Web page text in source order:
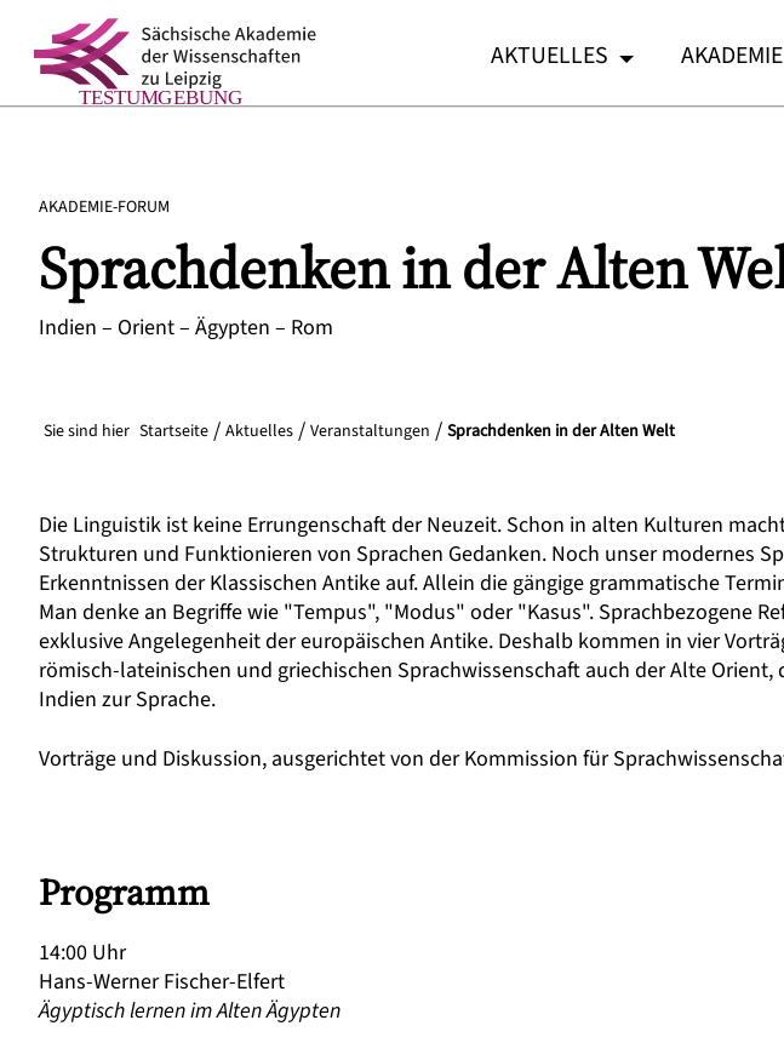
AKTUELLES AKADEMIE
AKADEMIE-FORUM
Sprachdenken in der Alten
Indien – Orient – Ägypten – Rom
Sie sind hier Startseite Aktuelles Veranstaltungen Sprachdenken in der Alten Welt
Die Linguistik ist keine Errungenschaft der Neuzeit. Schon in alten Kulturen
Strukturen und Funktionieren von Sprachen Gedanken. Noch unser modernes
Erkenntnissen der Klassischen Antike auf. Allein die gängige grammatische
Man denke an Begriffe wie "Tempus", "Modus" oder "Kasus". Sprachbezogene
exklusive Angelegenheit der europäischen Antike. Deshalb kommen in vier
römisch-lateinischen und griechischen Sprachwissenschaft auch der Alte Orient,
Indien zur Sprache.
Vorträge und Diskussion, ausgerichtet von derKommission für
Programm
14:00 Uhr
Hans-Werner Fischer-Elfert
Ägyptisch lernen im Alten Ägypten